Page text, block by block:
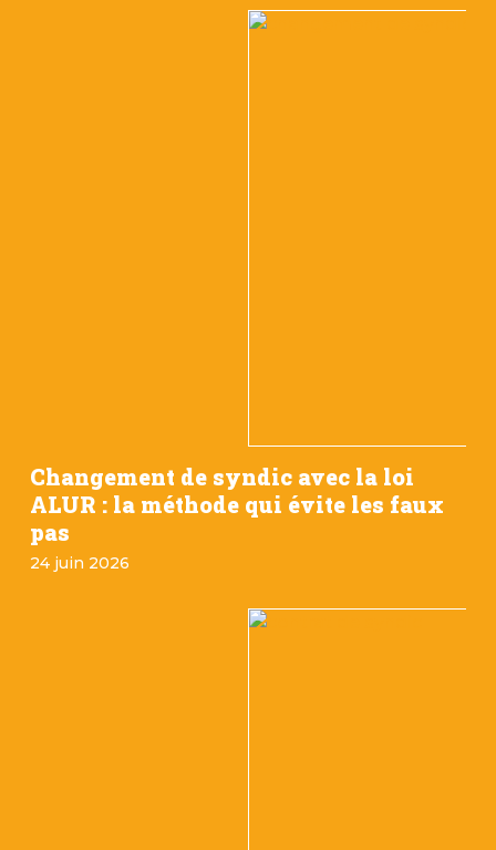
Changement de syndic avec la loi
ALUR : la méthode qui évite les faux
pas
24 juin 2026